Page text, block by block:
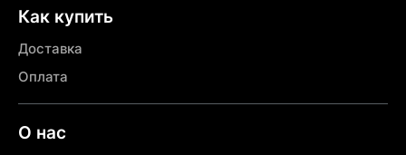
Как купить
Доставка
Оплата
О нас